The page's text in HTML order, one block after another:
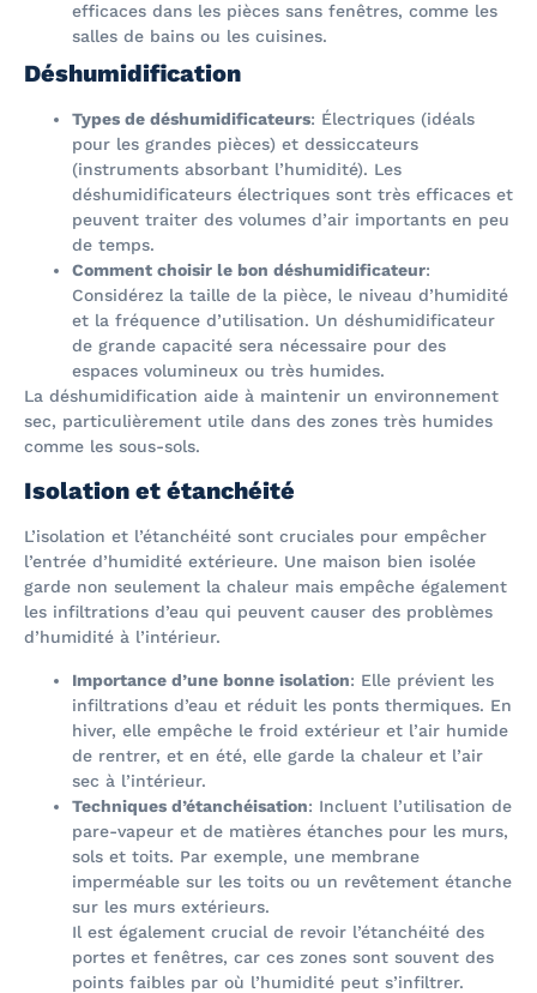
efficaces dans les pièces sans fenêtres, comme les
salles de bains ou les cuisines.
Déshumidification
Types de déshumidificateurs: Électriques (idéals
pour les grandes pièces) et dessiccateurs
(instruments absorbant l’humidité). Les
déshumidificateurs électriques sont très efficaces et
peuvent traiter des volumes d’air importants en peu
de temps.
Comment choisir le bon déshumidificateur:
Considérez la taille de la pièce, le niveau d’humidité
et la fréquence d’utilisation. Un déshumidificateur
de grande capacité sera nécessaire pour des
espaces volumineux ou très humides.
La déshumidification aide à maintenir un environnement
sec, particulièrement utile dans des zones très humides
comme les sous-sols.
Isolation et étanchéité
L’isolation et l’étanchéité sont cruciales pour empêcher
l’entrée d’humidité extérieure. Une maison bien isolée
garde non seulement la chaleur mais empêche également
les infiltrations d’eau qui peuvent causer des problèmes
d’humidité à l’intérieur.
Importance d’une bonne isolation: Elle prévient les
infiltrations d’eau et réduit les ponts thermiques. En
hiver, elle empêche le froid extérieur et l’air humide
de rentrer, et en été, elle garde la chaleur et l’air
sec à l’intérieur.
Techniques d’étanchéisation: Incluent l’utilisation de
pare-vapeur et de matières étanches pour les murs,
sols et toits. Par exemple, une membrane
imperméable sur les toits ou un revêtement étanche
sur les murs extérieurs.
Il est également crucial de revoir l’étanchéité des
portes et fenêtres, car ces zones sont souvent des
points faibles par où l’humidité peut s’infiltrer.